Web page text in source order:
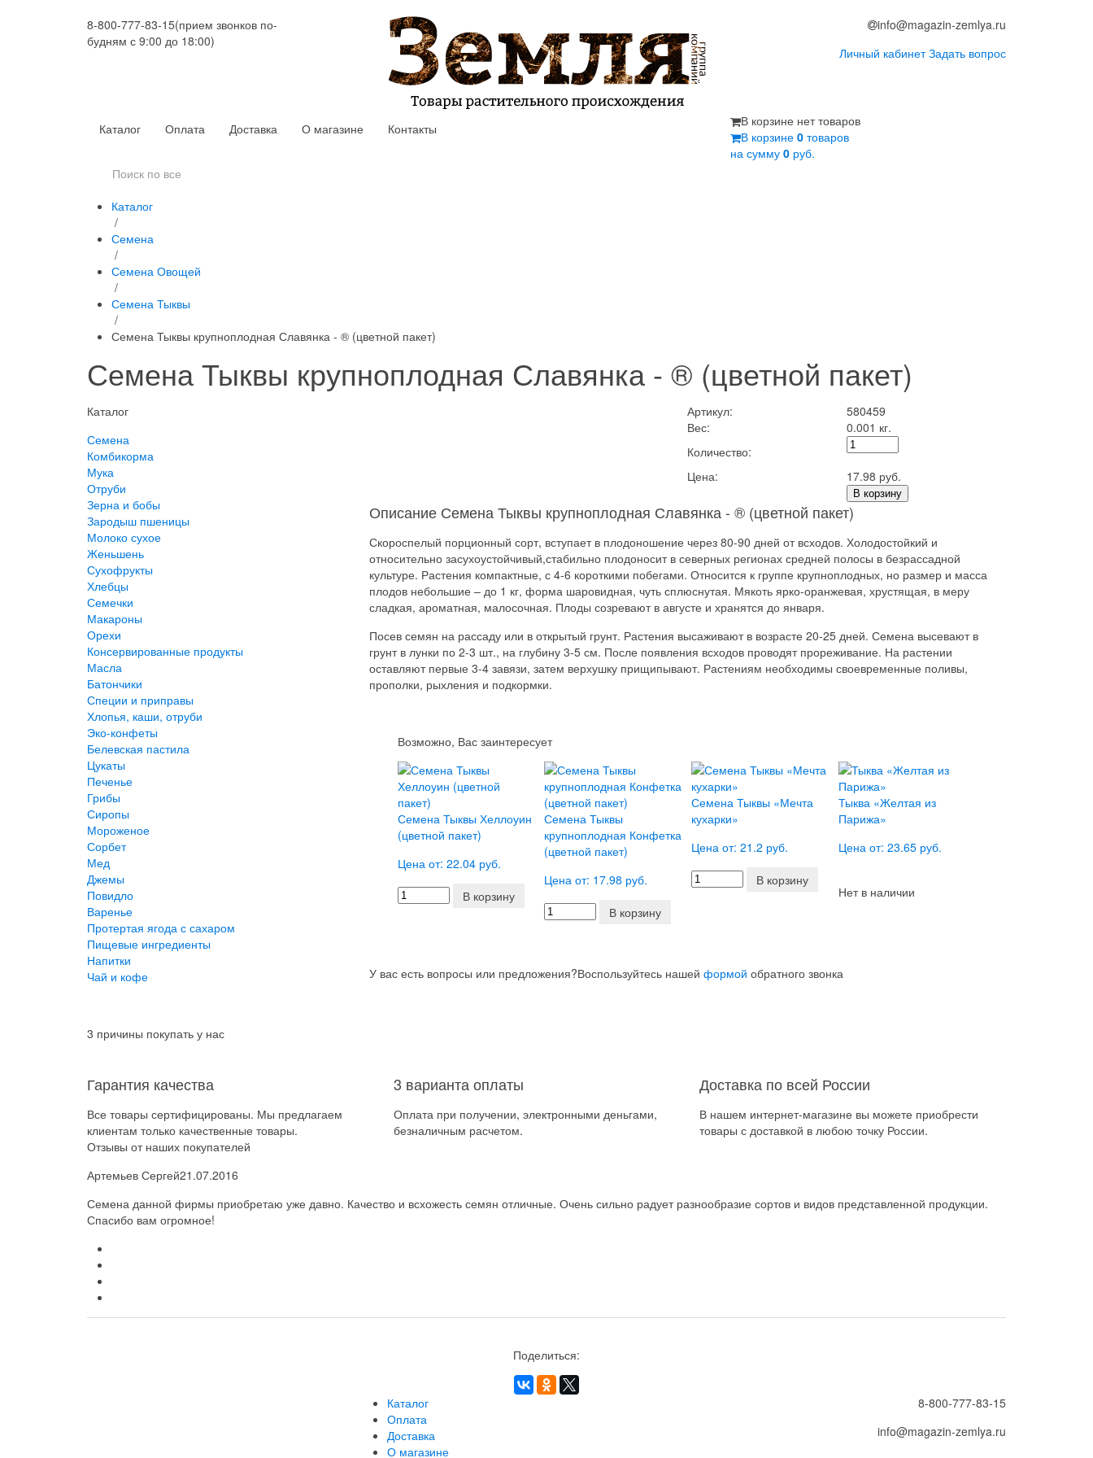
8-800-777-83-15(прием звонков по-
будням с 9:00 до 18:00)
info@magazin-zemlya.ru
Личный кабинет Задать вопрос
Каталог Оплата Доставка О магазине Контакты
В корзине нет товаров
В корзине 0 товаров
на сумму 0 руб.
Каталог
/
Семена
/
Семена Овощей
/
Семена Тыквы
/
Семена Тыквы крупноплодная Славянка - ® (цветной пакет)
Семена Тыквы крупноплодная Славянка - ® (цветной пакет)
Каталог
Семена
Комбикорма
Мука
Отруби
Зерна и бобы
Зародыш пшеницы
Молоко сухое
Женьшень
Сухофрукты
Хлебцы
Семечки
Макароны
Орехи
Консервированные продукты
Масла
Батончики
Специи и приправы
Хлопья, каши, отруби
Эко-конфеты
Белевская пастила
Цукаты
Печенье
Грибы
Сиропы
Мороженое
Сорбет
Мед
Джемы
Повидло
Варенье
Протертая ягода с сахаром
Пищевые ингредиенты
Напитки
Чай и кофе
Артикул:
580459
Вес:
0.001 кг.
Количество:
Цена:
17.98 руб.
В корзину
Описание Семена Тыквы крупноплодная Славянка - ® (цветной пакет)
Скороспелый порционный сорт, вступает в плодоношение через 80-90 дней от всходов. Холодостойкий и
относительно засухоустойчивый,стабильно плодоносит в северных регионах средней полосы в безрассадной
культуре. Растения компактные, с 4-6 короткими побегами. Относится к группе крупноплодных, но размер и масса
плодов небольшие – до 1 кг, форма шаровидная, чуть сплюснутая. Мякоть ярко-оранжевая, хрустящая, в меру
сладкая, ароматная, малосочная. Плоды созревают в августе и хранятся до января.
Посев семян на рассаду или в открытый грунт. Растения высаживают в возрасте 20-25 дней. Семена высевают в
грунт в лунки по 2-3 шт., на глубину 3-5 см. После появления всходов проводят прореживание. На растении
оставляют первые 3-4 завязи, затем верхушку прищипывают. Растениям необходимы своевременные поливы,
прополки, рыхления и подкормки.
Возможно, Вас заинтересует
Семена Тыквы Хеллоуин
(цветной пакет)
Цена от: 22.04 руб.
В корзину
Семена Тыквы
крупноплодная Конфетка
(цветной пакет)
Цена от: 17.98 руб.
В корзину
Семена Тыквы «Мечта
кухарки»
Цена от: 21.2 руб.
В корзину
Тыква «Желтая из
Парижа»
Цена от: 23.65 руб.
Нет в наличии
У вас есть вопросы или предложения?Воспользуйтесь нашей формой обратного звонка
3 причины покупать у нас
Гарантия качества
Все товары сертифицированы. Мы предлагаем
клиентам только качественные товары.
3 варианта оплаты
Оплата при получении, электронными деньгами,
безналичным расчетом.
Доставка по всей России
В нашем интернет-магазине вы можете приобрести
товары с доставкой в любою точку России.
Отзывы от наших покупателей
Артемьев Сергей21.07.2016
Семена данной фирмы приобретаю уже давно. Качество и всхожесть семян отличные. Очень сильно радует разнообразие сортов и видов представленной продукции.
Спасибо вам огромное!
Поделиться:
Каталог
Оплата
Доставка
О магазине
8-800-777-83-15
info@magazin-zemlya.ru